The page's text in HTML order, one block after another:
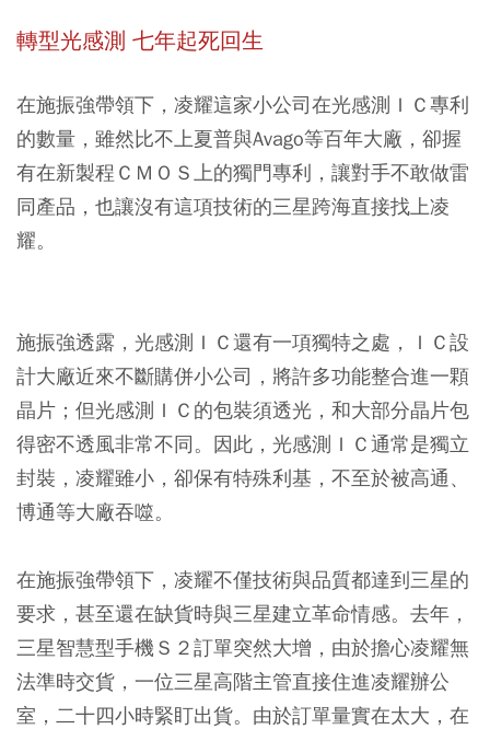
轉型光感測 七年起死回生
在施振強帶領下，凌耀這家小公司在光感測ＩＣ專利
的數量，雖然比不上夏普與Avago等百年大廠，卻握
有在新製程ＣＭＯＳ上的獨門專利，讓對手不敢做雷
同產品，也讓沒有這項技術的三星跨海直接找上凌
耀。
施振強透露，光感測ＩＣ還有一項獨特之處，ＩＣ設
計大廠近來不斷購併小公司，將許多功能整合進一顆
晶片；但光感測ＩＣ的包裝須透光，和大部分晶片包
得密不透風非常不同。因此，光感測ＩＣ通常是獨立
封裝，凌耀雖小，卻保有特殊利基，不至於被高通、
博通等大廠吞噬。
在施振強帶領下，凌耀不僅技術與品質都達到三星的
要求，甚至還在缺貨時與三星建立革命情感。去年，
三星智慧型手機Ｓ２訂單突然大增，由於擔心凌耀無
法準時交貨，一位三星高階主管直接住進凌耀辦公
室，二十四小時緊盯出貨。由於訂單量實在太大，在